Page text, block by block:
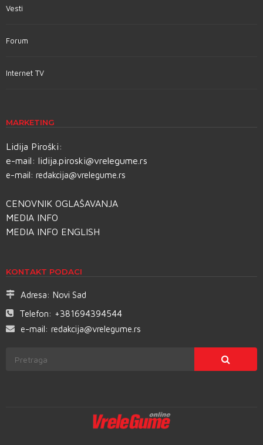
Vesti
Forum
Internet TV
MARKETING
Lidija Piroški:
e-mail: lidija.piroski@vrelegume.rs
e-mail: redakcija@vrelegume.rs
CENOVNIK OGLAŠAVANJA
MEDIA INFO
MEDIA INFO ENGLISH
KONTAKT PODACI
Adresa: Novi Sad
Telefon: +381694394544
e-mail: redakcija@vrelegume.rs